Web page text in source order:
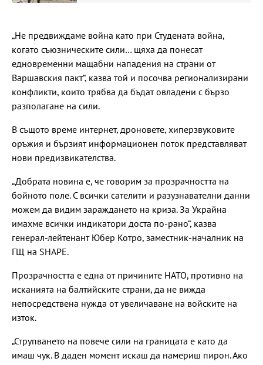
„Не предвиждаме война като при Студената война,
когато съюзническите сили… щяха да понесат
едновременни мащабни нападения на страни от
Варшавския пакт“, казва той и посочва регионализирани
конфликти, които трябва да бъдат овладени с бързо
разполагане на сили.
В същото време интернет, дроновете, хиперзвуковите
оръжия и бързият информационен поток представляват
нови предизвикателства.
„Добрата новина е, че говорим за прозрачността на
бойното поле. С всички сателити и разузнавателни данни
можем да видим зараждането на криза. За Украйна
имахме всички индикатори доста по-рано“, казва
генерал-лейтенант Юбер Котро, заместник-началник на
ГЩ на SHAPE.
Прозрачността е една от причините НАТО, противно на
исканията на балтийските страни, да не вижда
непосредствена нужда от увеличаване на войските на
изток.
„Струпването на повече сили на границата е като да
имаш чук. В даден момент искаш да намериш пирон. Ако